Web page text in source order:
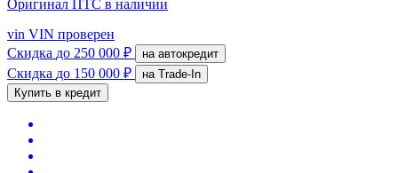
Оригинал ПТС в наличии
vin VIN проверен
Скидка до 250 000 ₽ на автокредит
Скидка до 150 000 ₽
на Trade-In
Купить в кредит